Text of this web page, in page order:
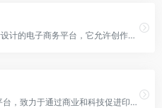
Gumroad是一个专为创作者设计的电子商务平台，它允许创作者直接向他们的受众销售数字商品、实物商品以及订阅服务。
Lazada是东南亚旗舰电商平台，致力于通过商业和科技促进印尼、马来西亚、菲律宾、新加坡、泰国和越南六地市场发展。Lazada年活跃消费者增长迅猛且目前已达到1.3亿，已成为国货出海东南亚的首选电商平台。